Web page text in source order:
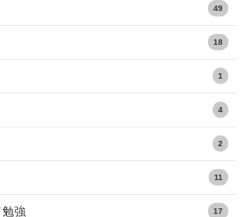
49
18
1
4
2
11
強 17